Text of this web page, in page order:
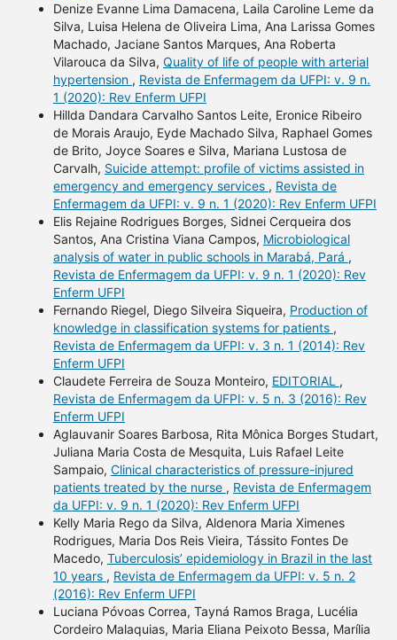
Denize Evanne Lima Damacena, Laila Caroline Leme da
Silva, Luisa Helena de Oliveira Lima, Ana Larissa Gomes
Machado, Jaciane Santos Marques, Ana Roberta
Vilarouca da Silva, Quality of life of people with arterial
hypertension , Revista de Enfermagem da UFPI: v. 9 n.
1 (2020): Rev Enferm UFPI
Hillda Dandara Carvalho Santos Leite, Eronice Ribeiro
de Morais Araujo, Eyde Machado Silva, Raphael Gomes
de Brito, Joyce Soares e Silva, Mariana Lustosa de
Carvalh, Suicide attempt: profile of victims assisted in
emergency and emergency services , Revista de
Enfermagem da UFPI: v. 9 n. 1 (2020): Rev Enferm UFPI
Elis Rejaine Rodrigues Borges, Sidnei Cerqueira dos
Santos, Ana Cristina Viana Campos, Microbiological
analysis of water in public schools in Marabá, Pará ,
Revista de Enfermagem da UFPI: v. 9 n. 1 (2020): Rev
Enferm UFPI
Fernando Riegel, Diego Silveira Siqueira, Production of
knowledge in classification systems for patients ,
Revista de Enfermagem da UFPI: v. 3 n. 1 (2014): Rev
Enferm UFPI
Claudete Ferreira de Souza Monteiro, EDITORIAL ,
Revista de Enfermagem da UFPI: v. 5 n. 3 (2016): Rev
Enferm UFPI
Aglauvanir Soares Barbosa, Rita Mônica Borges Studart,
Juliana Maria Costa de Mesquita, Luis Rafael Leite
Sampaio, Clinical characteristics of pressure-injured
patients treated by the nurse , Revista de Enfermagem
da UFPI: v. 9 n. 1 (2020): Rev Enferm UFPI
Kelly Maria Rego da Silva, Aldenora Maria Ximenes
Rodrigues, Maria Dos Reis Vieira, Tássito Fontes De
Macedo, Tuberculosis’ epidemiology in Brazil in the last
10 years , Revista de Enfermagem da UFPI: v. 5 n. 2
(2016): Rev Enferm UFPI
Luciana Póvoas Correa, Tayná Ramos Braga, Lucélia
Cordeiro Malaquias, Maria Eliana Peixoto Bessa, Marília